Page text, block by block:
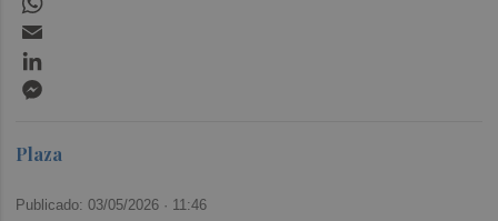
Plaza
Publicado: 03/05/2026 · 11:46